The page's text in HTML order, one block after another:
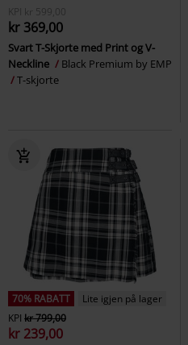
KPI
kr 599,00
kr 369,00
Svart T-Skjorte med Print og V-
Neckline
Black Premium by EMP
T-skjorte
70% RABATT
Lite igjen på lager
KPI kr 799,00
kr 239,00